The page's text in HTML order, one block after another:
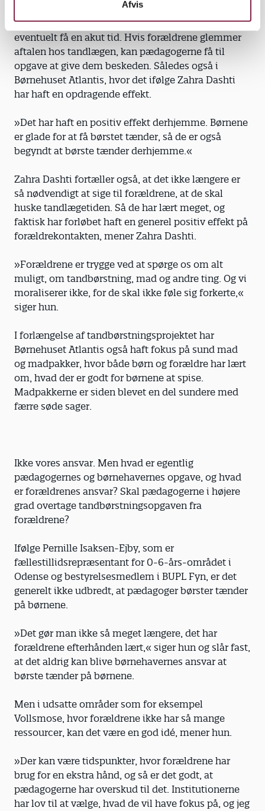
Afvis
generelt er blevet gode til at ringe til hende, hvis
børn klager over ondt i tænderne, og så kan børnene
eventuelt få en akut tid. Hvis forældrene glemmer
aftalen hos tandlægen, kan pædagogerne få til
opgave at give dem beskeden. Således også i
Børnehuset Atlantis, hvor det ifølge Zahra Dashti
har haft en opdragende effekt.
»Det har haft en positiv effekt derhjemme. Børnene
er glade for at få børstet tænder, så de er også
begyndt at børste tænder derhjemme.«
Zahra Dashti fortæller også, at det ikke længere er
så nødvendigt at sige til forældrene, at de skal
huske tandlægetiden. Så de har lært meget, og
faktisk har forløbet haft en generel positiv effekt på
forældrekontakten, mener Zahra Dashti.
»Forældrene er trygge ved at spørge os om alt
muligt, om tandbørstning, mad og andre ting. Og vi
moraliserer ikke, for de skal ikke føle sig forkerte,«
siger hun.
I forlængelse af tandbørstningsprojektet har
Børnehuset Atlantis også haft fokus på sund mad
og madpakker, hvor både børn og forældre har lært
om, hvad der er godt for børnene at spise.
Madpakkerne er siden blevet en del sundere med
færre søde sager.
Ikke vores ansvar. Men hvad er egentlig
pædagogernes og børne­havernes opgave, og hvad
er forældrenes ansvar? Skal pædagogerne i højere
grad overtage tandbørstningsopgaven fra
forældrene?
Ifølge Pernille Isaksen-Ejby, som er
fællestillidsrepræsentant for 0-6-års-området i
Odense og bestyrelsesmedlem i BUPL Fyn, er det
generelt ikke udbredt, at pædagoger børster tænder
på børnene.
»Det gør man ikke så meget længere, det har
forældrene efter­hånden lært,« siger hun og slår fast,
at det aldrig kan blive børnehavernes ansvar at
børste tænder på børnene.
Men i udsatte områder som for eksempel
Vollsmose, hvor forældrene ikke har så mange
ressourcer, kan det være en god idé, mener hun.
»Der kan være tidspunkter, hvor forældrene har
brug for en ekstra hånd, og så er det godt, at
pædagogerne har overskud til det. Institutionerne
har lov til at vælge, hvad de vil have fokus på, og jeg